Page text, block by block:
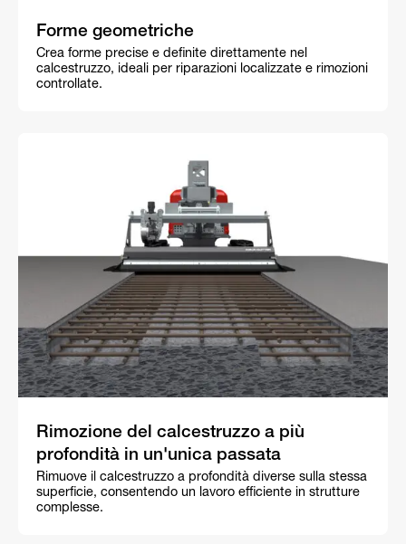
Forme geometriche
Crea forme precise e definite direttamente nel
calcestruzzo, ideali per riparazioni localizzate e rimozioni
controllate.
Rimozione del calcestruzzo a più
profondità in un'unica passata
Rimuove il calcestruzzo a profondità diverse sulla stessa
superficie, consentendo un lavoro efficiente in strutture
complesse.